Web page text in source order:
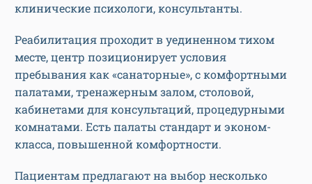
клинические психологи, консультанты.
Реабилитация проходит в уединенном тихом
месте, центр позиционирует условия
пребывания как «санаторные», с комфортными
палатами, тренажерным залом, столовой,
кабинетами для консультаций, процедурными
комнатами. Есть палаты стандарт и эконом-
класса, повышенной комфортности.
Пациентам предлагают на выбор несколько